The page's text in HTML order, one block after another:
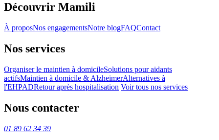
Découvrir Mamili
À proposNos engagementsNotre blogFAQContact
Nos services
Organiser le maintien à domicileSolutions pour aidants
actifsMaintien à domicile & AlzheimerAlternatives à
l'EHPADRetour après hospitalisation Voir tous nos services
Nous contacter
01 89 62 34 39